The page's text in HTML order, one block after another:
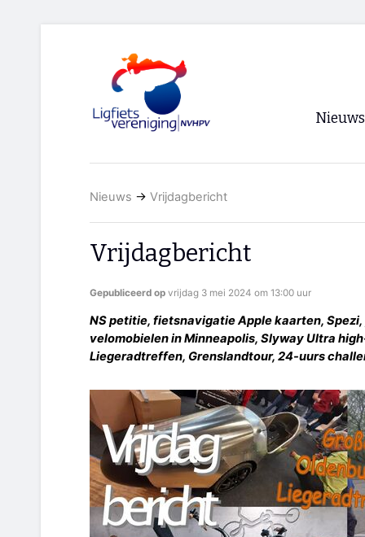
Nieuws
Nieuws → Vrijdagbericht
Vrijdagbericht
Gepubliceerd op vrijdag 3 mei 2024 om 13:00 uur
NS petitie, fietsnavigatie Apple kaarten,
velomobielen in Minneapolis, Slyway Ultra
Liegeradtreffen, Grenslandtour, 24-uurs